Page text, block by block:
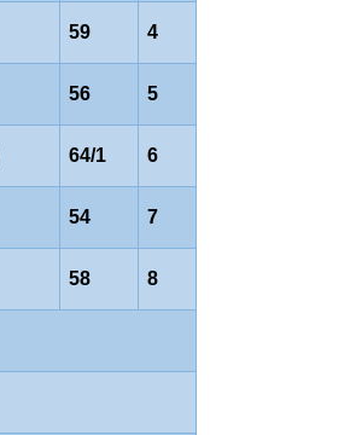
59 4
56 5
64/1 6
54 7
58 8